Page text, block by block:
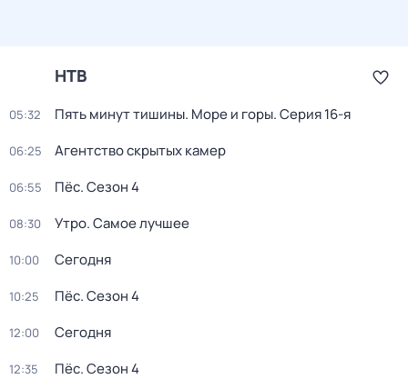
НТВ
05:32 Пять минут тишины. Море и горы. Серия 16-я
06:25 Агентство скрытых камер
06:55 Пёс. Сезон 4
08:30 Утро. Самое лучшее
10:00 Сегодня
10:25 Пёс. Сезон 4
12:00 Сегодня
12:35 Пёс. Сезон 4